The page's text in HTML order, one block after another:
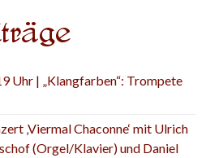
Uhr | „Klangfarben“: Trompete
‚Viermal Chaconne‘ mit Ulrich
(Orgel/Klavier) und Daniel